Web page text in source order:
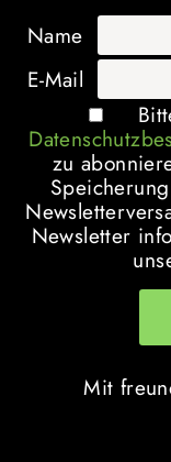
Name
E-Mail
zu
Newsletter
Mit